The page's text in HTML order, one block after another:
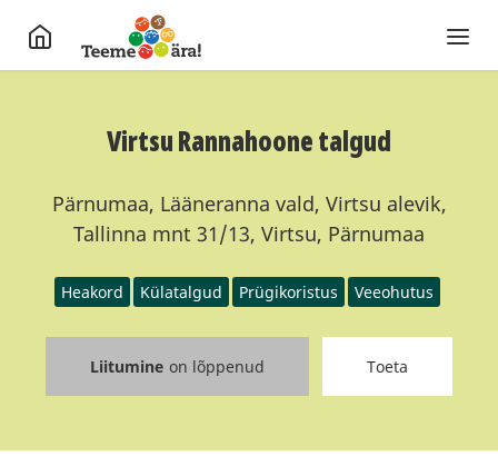
Virtsu Rannahoone talgud
Pärnumaa, Lääneranna vald, Virtsu alevik,
Tallinna mnt 31/13, Virtsu, Pärnumaa
Heakord Külatalgud Prügikoristus Veeohutus
Liitumine on lõppenud Toeta